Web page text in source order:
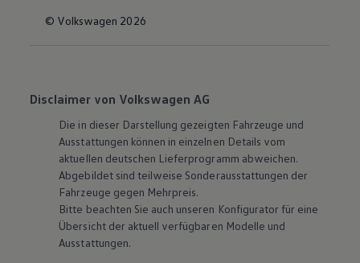
© Volkswagen 2026
Disclaimer von Volkswagen AG
Die in dieser Darstellung gezeigten Fahrzeuge und
Ausstattungen können in einzelnen Details vom
aktuellen deutschen Lieferprogramm abweichen.
Abgebildet sind teilweise Sonderausstattungen der
Fahrzeuge gegen Mehrpreis.
Bitte beachten Sie auch unseren Konfigurator für eine
Übersicht der aktuell verfügbaren Modelle und
Ausstattungen.